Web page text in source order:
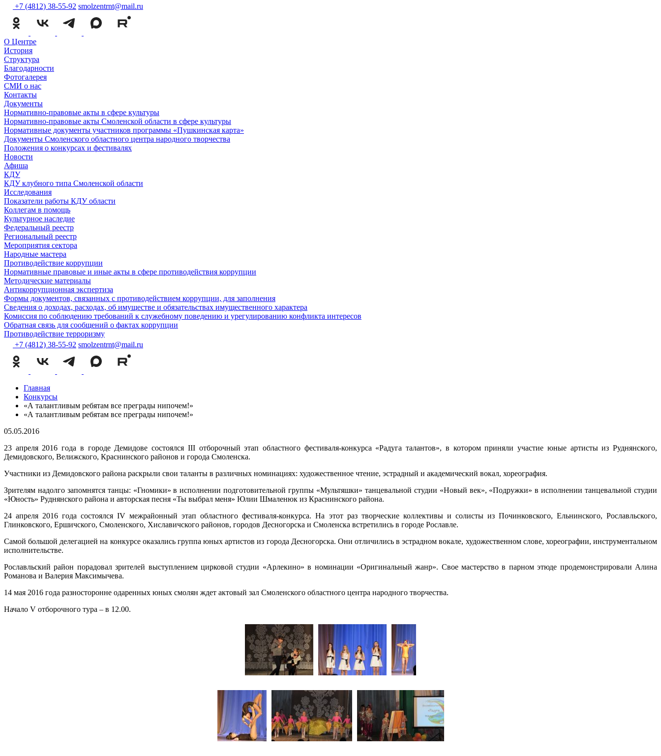
+7 (4812) 38-55-92 smolzentrnt@mail.ru
О Центре
История
Структура
Благодарности
Фотогалерея
СМИ о нас
Контакты
Документы
Нормативно-правовые акты в сфере культуры
Нормативно-правовые акты Смоленской области в сфере культуры
Нормативные документы участников программы «Пушкинская карта»
Документы Смоленского областного центра народного творчества
Положения о конкурсах и фестивалях
Новости
Афиша
КДУ
КДУ клубного типа Смоленской области
Исследования
Показатели работы КДУ области
Коллегам в помощь
Культурное наследие
Федеральный реестр
Региональный реестр
Мероприятия сектора
Народные мастера
Противодействие коррупции
Нормативные правовые и иные акты в сфере противодействия коррупции
Методические материалы
Антикоррупционная экспертиза
Формы документов, связанных с противодействием коррупции, для заполнения
Сведения о доходах, расходах, об имуществе и обязательствах имущественного характера
Комиссия по соблюдению требований к служебному поведению и урегулированию конфликта интересов
Обратная связь для сообщений о фактах коррупции
Противодействие терроризму
+7 (4812) 38-55-92 smolzentrnt@mail.ru
Главная
Конкурсы
«А талантливым ребятам все преграды нипочем!»
«А талантливым ребятам все преграды нипочем!»
05.05.2016
23 апреля 2016 года в городе Демидове состоялся III отборочный этап областного фестиваля-конкурса «Радуга талантов», в котором приняли участие юные артисты из Руднянского,
Демидовского, Велижского, Краснинского районов и города Смоленска.
Участники из Демидовского района раскрыли свои таланты в различных номинациях: художественное чтение, эстрадный и академический вокал, хореография.
Зрителям надолго запомнятся танцы: «Гномики» в исполнении подготовительной группы «Мультяшки» танцевальной студии «Новый век», «Подружки» в исполнении танцевальной студии
«Юность» Руднянского района и авторская песня «Ты выбрал меня» Юлии Шмаленюк из Краснинского района.
24 апреля 2016 года состоялся IV межрайонный этап областного фестиваля-конкурса. На этот раз творческие коллективы и солисты из Починковского, Ельнинского, Рославльского,
Глинковского, Ершичского, Смоленского, Хиславичского районов, городов Десногорска и Смоленска встретились в городе Рославле.
Самой большой делегацией на конкурсе оказались группа юных артистов из города Десногорска. Они отличились в эстрадном вокале, художественном слове, хореографии, инструментальном
исполнительстве.
Рославльский район порадовал зрителей выступлением цирковой студии «Арлекино» в номинации «Оригинальный жанр». Свое мастерство в парном этюде продемонстрировали Алина
Романова и Валерия Максимычева.
14 мая 2016 года разносторонне одаренных юных смолян ждет актовый зал Смоленского областного центра народного творчества.
Начало V отборочного тура – в 12.00.